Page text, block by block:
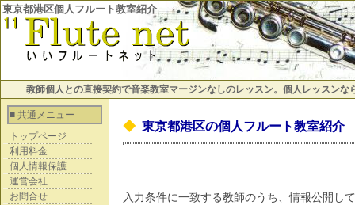
東京都港区個人フルート教室紹介
教師個人との直接契約で音楽教室マージンなしのレッスン。個人レッスン
■ 共通メニュー
トップページ
利用料金
個人情報保護
運営会社
お問合せ
◆東京都港区の個人フルート教室紹介
入力条件に一致する教師のうち、情報公開し